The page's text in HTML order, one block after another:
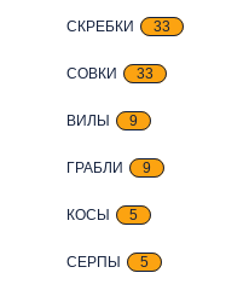
СКРЕБКИ 33
СОВКИ 33
ВИЛЫ 9
ГРАБЛИ 9
КОСЫ 5
СЕРПЫ 5